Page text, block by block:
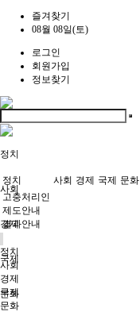
즐겨찾기
08월 08일(토)
로그인
회원가입
정보찾기
정치
사회
경제
국제
문화
정치 사회 경제 국제 문화
고충처리인
제도안내
결과안내
정치
사회
경제
국제
문화